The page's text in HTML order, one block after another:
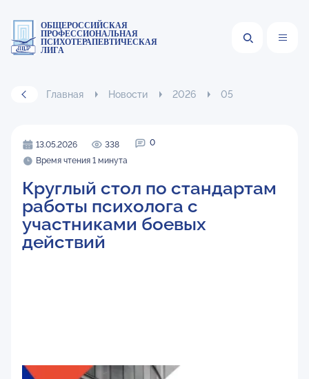
ОБЩЕРОССИЙСКАЯ
ПРОФЕССИОНАЛЬНАЯ
ПСИХОТЕРАПЕВТИЧЕСКАЯ
ЛИГА
Главная Новости 2026 05
13.05.2026 338
0
Время чтения 1 минута
Круглый стол по стандартам
работы психолога с
участниками боевых
действий